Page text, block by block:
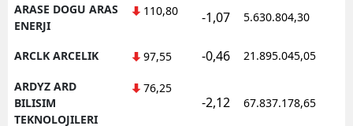
ARASE DOGU ARAS
ENERJI
110,80 -1,07 5.630.804,30
ARCLK ARCELIK 97,55 -0,46 21.895.045,05
ARDYZ ARD
BILISIM
TEKNOLOJILERI
76,25
-2,12 67.837.178,65